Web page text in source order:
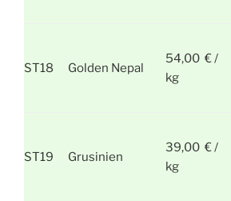
ST18 Golden Nepal
54,00 € /
kg
ST19 Grusinien
39,00 € /
kg